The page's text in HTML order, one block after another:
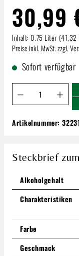
30,99
Inhalt: 0.75 Liter
Preise inkl. MwSt. zzgl.
Sofort verfügbar
Produkt Anzahl:
Scrimaglio
Inhalt:0.75 Liter
Preise inkl. MwSt. zzgl.
Produkt Anzahl:
Artikelnummer:
Steckbrief
Alkoholgehalt
Charakteristiken
Farbe
Geschmack